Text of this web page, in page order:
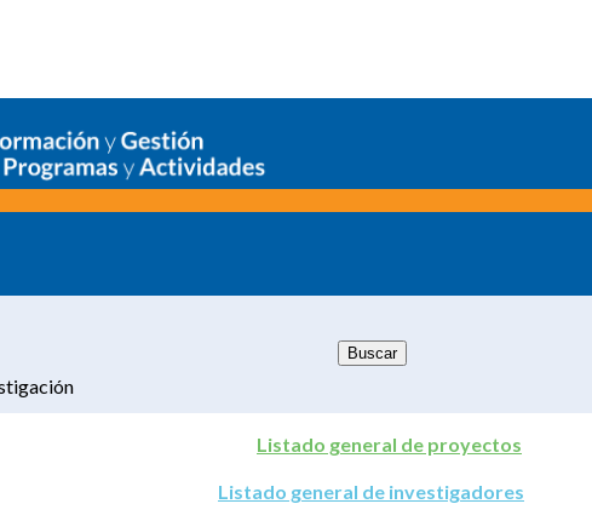
Listado general de proyectos
Listado general de investigadores